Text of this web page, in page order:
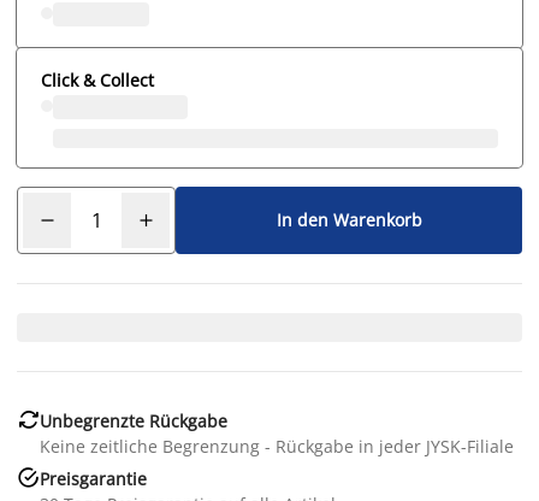
Click & Collect
In den Warenkorb
Unbegrenzte Rückgabe
Keine zeitliche Begrenzung - Rückgabe in jeder JYSK-Filiale
Preisgarantie